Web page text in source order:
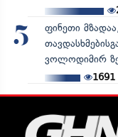
5
ფინეთი
ვოლოდიმირ
1691